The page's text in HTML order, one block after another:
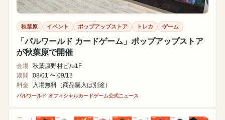
秋葉原 イベント ポップアップストア トレカ ゲーム
「パルワールド カードゲーム」ポップアップストア
が秋葉原で開催
会場 秋葉原野村ビル1F
期間
08/01 〜 09/13
料金
入場無料（商品購入は別途）
パルワールド オフィシャルカードゲーム公式ニュース